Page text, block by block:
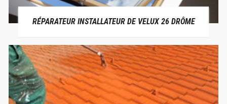
RÉPARATEUR INSTALLATEUR DE VELUX 26 DRÔME